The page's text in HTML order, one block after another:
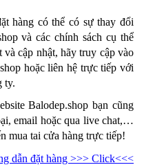
hàng có thể có sự thay đổi
và các chính sách cụ thể
cập nhật, hãy truy cập vào
hoặc liên hệ trực tiếp với
ty.
Balodep.shop bạn cũng
email hoặc qua live chat,…
mua tai cửa hàng trực tiếp!
dẫn đặt hàng >>> Click<<<